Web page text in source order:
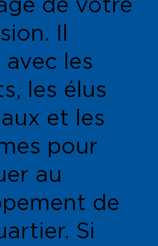
Il
les
les élus
et les
pour
au
de
Si